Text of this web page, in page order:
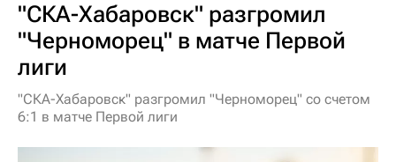
"СКА-Хабаровск" разгромил
"Черноморец" в матче Первой
лиги
"СКА-Хабаровск" разгромил "Черноморец" со счетом
6:1 в матче Первой лиги